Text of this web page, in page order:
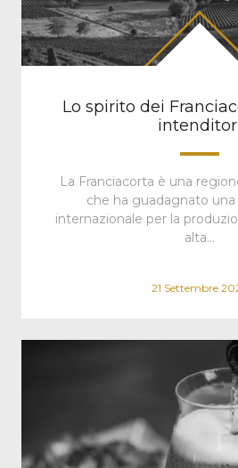
Lo spirito dei
La Franciacorta è una
che ha guadagnato
internazionale per la
alta…
21 Settembre